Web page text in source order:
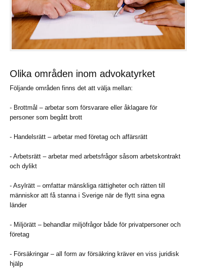
Olika områden inom advokatyrket
Följande områden finns det att välja mellan:
- Brottmål – arbetar som försvarare eller åklagare för
personer som begått brott
- Handelsrätt – arbetar med företag och affärsrätt
- Arbetsrätt – arbetar med arbetsfrågor såsom arbetskontrakt
och dylikt
- Asylrätt – omfattar mänskliga rättigheter och rätten till
människor att få stanna i Sverige när de flytt sina egna
länder
- Miljörätt – behandlar miljöfrågor både för privatpersoner och
företag
- Försäkringar – all form av försäkring kräver en viss juridisk
hjälp